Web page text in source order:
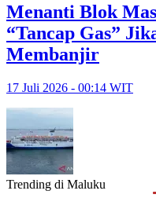
Menanti Blok
“Tancap Gas”
Membanjir
17 Juli 2026 - 00:14 WIT
Trending di Maluku